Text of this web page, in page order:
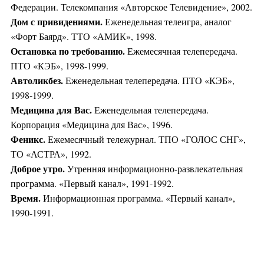
Федерации. Телекомпания «Авторское Телевидение», 2002.
Дом с привидениями.Еженедельная телеигра, аналог
«Форт Баярд». ТТО «АМИК», 1998.
Остановка по требованию.Ежемесячная телепередача.
ПТО «КЭБ», 1998-1999.
Автоликбез.Еженедельная телепередача. ПТО «КЭБ»,
1998-1999.
Медицина для Вас.Еженедельная телепередача.
Корпорация «Медицина для Вас», 1996.
Феникс.Ежемесячный тележурнал. ТПО «ГОЛОС СНГ»,
ТО «АСТРА», 1992.
Доброе утро.Утренняя информационно-развлекательная
программа. «Первый канал», 1991-1992.
Время.Информационная программа. «Первый канал»,
1990-1991.